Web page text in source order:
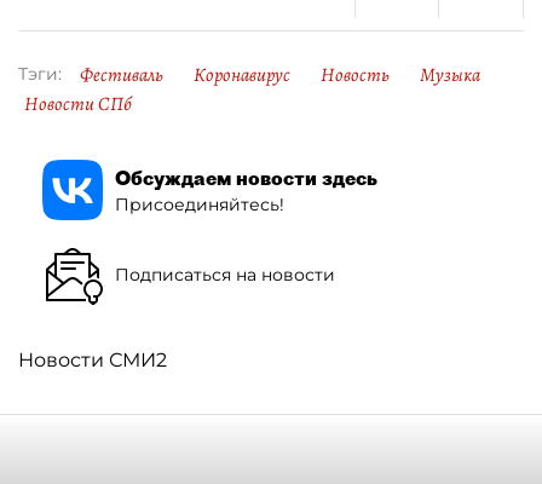
Тэги: Фестиваль Коронавирус Новость
Музыка
Новости СПб
Обсуждаем новости здесь
Присоединяйтесь!
Подписаться на новости
Новости СМИ2